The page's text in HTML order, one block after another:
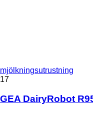
mjölkningsutrustning
17
GEA DairyRobot